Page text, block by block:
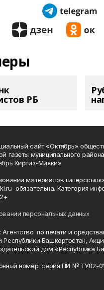
РБ
сайт «Октябрь»
газеты муниципального
Киргиз-Мияки»
материалов
обязательна. Категория
персональных данных
Агентство по печати и
Республики Башкортостан,
дом «Республика
номер: серия ПИ № ТУ02-